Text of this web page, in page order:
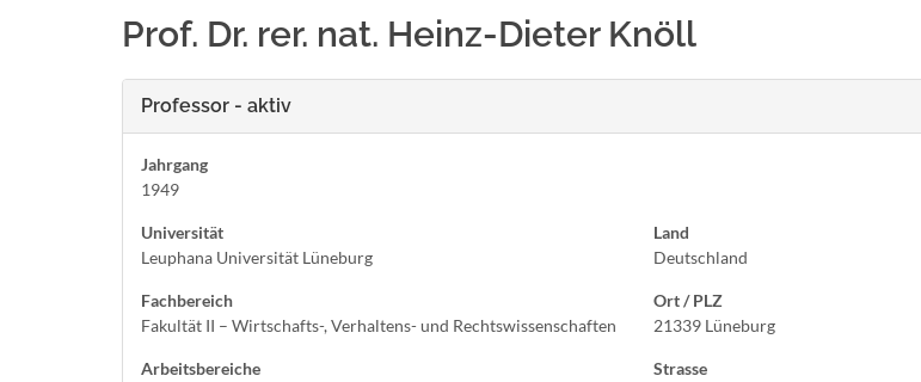
Prof. Dr. rer. nat. Heinz-Dieter Knöll
Professor - aktiv
Jahrgang
1949
Universität
Leuphana Universität Lüneburg
Fachbereich
Fakultät II – Wirtschafts-, Verhaltens- und Rechtswissenschaften
Arbeitsbereiche
Land
Deutschland
Ort / PLZ
21339 Lüneburg
Strasse